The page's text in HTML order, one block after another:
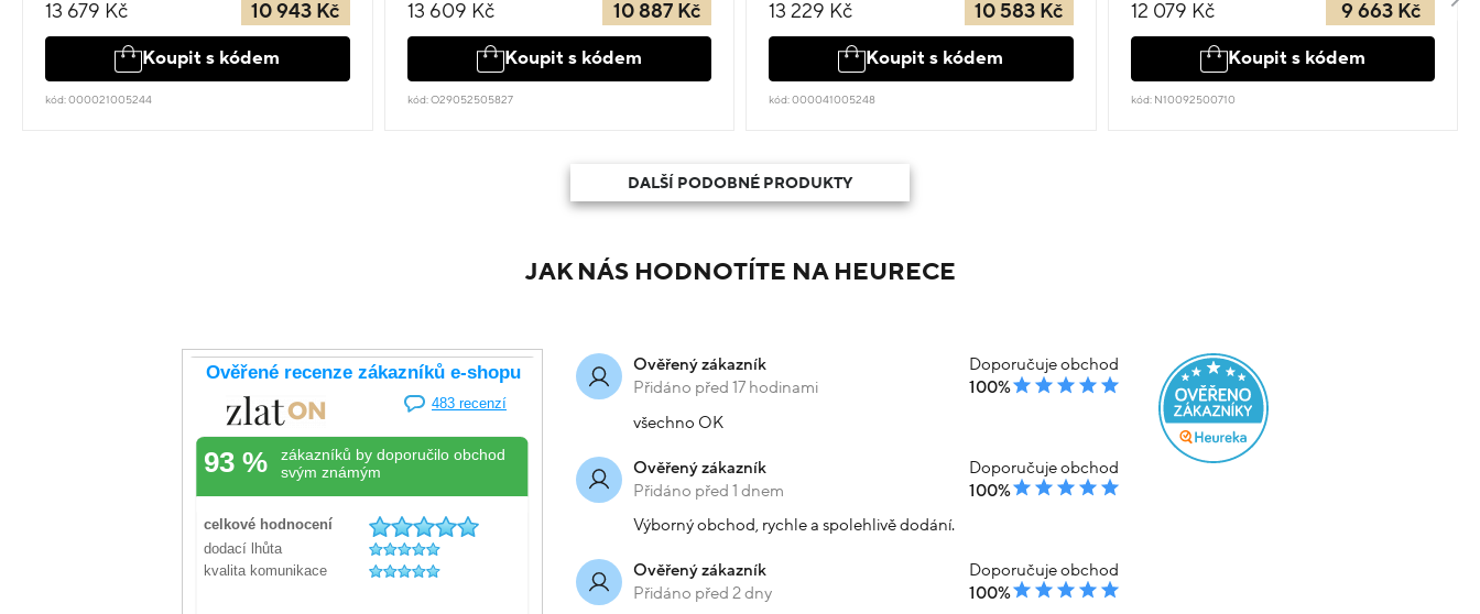
13 679 Kč 10 943 Kč
Koupit s kódem
kód: 000021005244
13 609 Kč 10 887 Kč
Koupit s kódem
kód: O29052505827
13 229 Kč 10 583 Kč
Koupit s kódem
kód: 000041005248
12 079 Kč 9 663 Kč
Koupit s kódem
kód: N10092500710
DALŠÍ PODOBNÉ PRODUKTY
JAK NÁS HODNOTÍTE NA HEURECE
Ověřený zákazník
Přidáno před 17 hodinami
Doporučuje obchod
100%
všechno OK
Ověřený zákazník
Přidáno před 1 dnem
Doporučuje obchod
100%
Výborný obchod, rychle a spolehlivě dodání.
Ověřený zákazník
Přidáno před 2 dny
Doporučuje obchod
100%